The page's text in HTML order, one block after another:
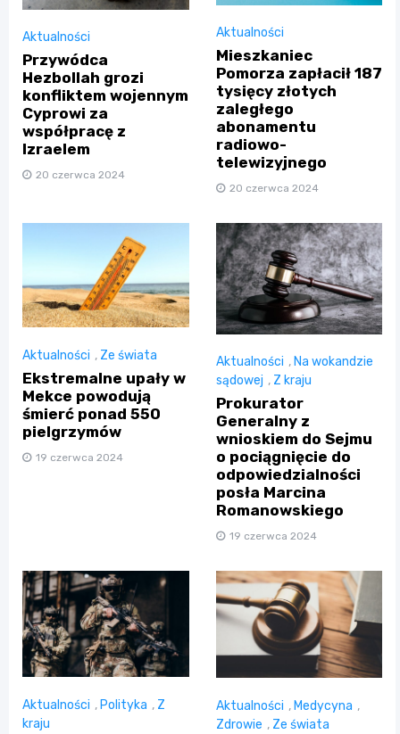
Aktualności
Przywódca
Hezbollah grozi
konfliktem wojennym
Cyprowi za
współpracę z
Izraelem
20 czerwca 2024
Aktualności
Mieszkaniec
Pomorza zapłacił 187
tysięcy złotych
zaległego
abonamentu
radiowo-
telewizyjnego
20 czerwca 2024
Aktualności , Ze świata
Ekstremalne upały w
Mekce powodują
śmierć ponad 550
pielgrzymów
19 czerwca 2024
Aktualności , Na wokandzie
sądowej , Z kraju
Prokurator
Generalny z
wnioskiem do Sejmu
o pociągnięcie do
odpowiedzialności
posła Marcina
Romanowskiego
19 czerwca 2024
Aktualności , Polityka , Z
kraju
Aktualności , Medycyna ,
Zdrowie , Ze świata